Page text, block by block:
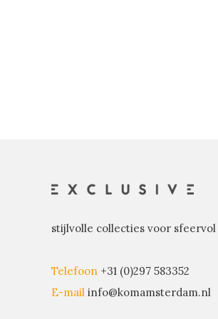
stijlvolle collecties voor sfeervol
Telefoon +31 (0)297 583352
E-mail info@komamsterdam.nl